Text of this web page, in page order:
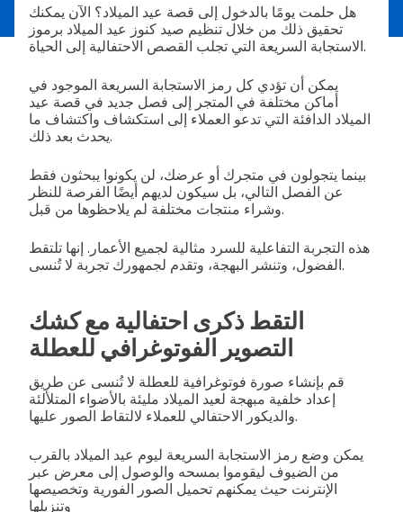
هل حلمت يومًا بالدخول إلى قصة عيد الميلاد؟ الآن يمكنك
تحقيق ذلك من خلال تنظيم صيد كنوز عيد الميلاد برموز
الاستجابة السريعة التي تجلب القصص الاحتفالية إلى الحياة.
يمكن أن تؤدي كل رمز الاستجابة السريعة الموجود في
أماكن مختلفة في المتجر إلى فصل جديد في قصة عيد
الميلاد الدافئة التي تدعو العملاء إلى استكشاف واكتشاف ما
يحدث بعد ذلك.
بينما يتجولون في متجرك أو عرضك، لن يكونوا يبحثون فقط
عن الفصل التالي، بل سيكون لديهم أيضًا الفرصة للنظر
وشراء منتجات مختلفة لم يلاحظوها من قبل.
هذه التجربة التفاعلية للسرد مثالية لجميع الأعمار. إنها تلتقط
الفضول، وتنشر البهجة، وتقدم لجمهورك تجربة لا تُنسى.
التقط ذكرى احتفالية مع كشك
التصوير الفوتوغرافي للعطلة
قم بإنشاء صورة فوتوغرافية للعطلة لا تُنسى عن طريق
إعداد خلفية مبهجة لعيد الميلاد مليئة بالأضواء المتلألئة
والديكور الاحتفالي للعملاء لالتقاط الصور عليها.
يمكن وضع رمز الاستجابة السريعة ليوم عيد الميلاد بالقرب
من الضيوف ليقوموا بمسحه والوصول إلى معرض عبر
الإنترنت حيث يمكنهم تحميل الصور الفورية وتخصيصها
وتنزيلها